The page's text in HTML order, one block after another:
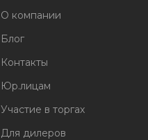
О компании
Блог
Контакты
Юр.лицам
Участие в торгах
Для дилеров